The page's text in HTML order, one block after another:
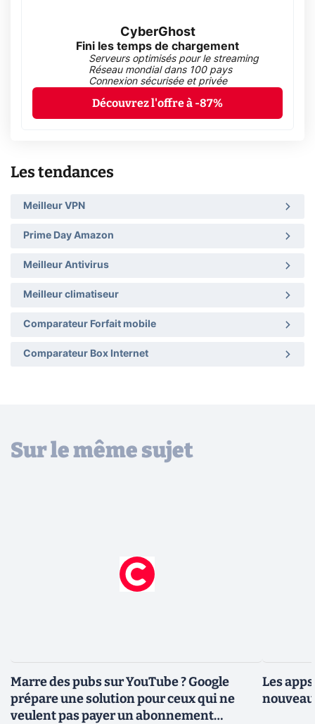
CyberGhost
Fini les temps de chargement
Serveurs optimisés pour le streaming
Réseau mondial dans 100 pays
Connexion sécurisée et privée
Découvrez l'offre à -87%
Les tendances
Meilleur VPN
Prime Day Amazon
Meilleur Antivirus
Meilleur climatiseur
Comparateur Forfait mobile
Comparateur Box Internet
Sur le même sujet
Marre des pubs sur YouTube ? Google
prépare une solution pour ceux qui ne
veulent pas payer un abonnement
Les